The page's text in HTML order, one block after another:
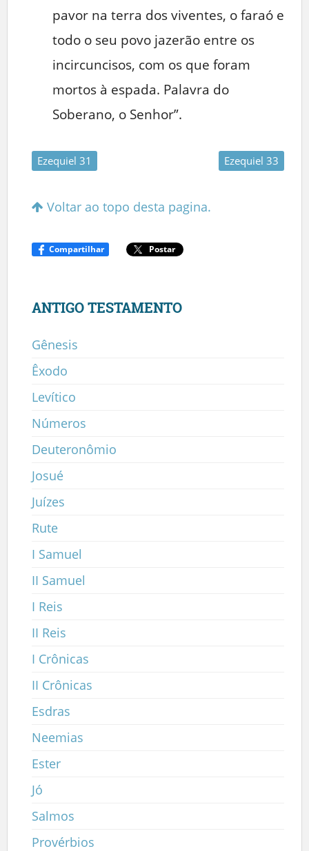
pavor na terra dos viventes, o faraó e
todo o seu povo jazerão entre os
incircuncisos, com os que foram
mortos à espada. Palavra do
Soberano, o Senhor”.
Ezequiel 31 Ezequiel 33
Voltar ao topo desta pagina.
Compartilhar Postar
ANTIGO TESTAMENTO
Gênesis
Êxodo
Levítico
Números
Deuteronômio
Josué
Juízes
Rute
I Samuel
II Samuel
I Reis
II Reis
I Crônicas
II Crônicas
Esdras
Neemias
Ester
Jó
Salmos
Provérbios